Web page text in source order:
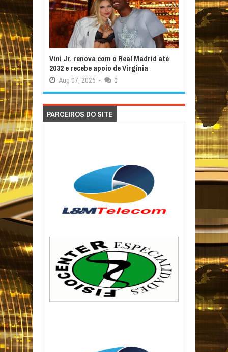
Vini Jr. renova com o Real Madrid até
2032 e recebe apoio de Virginia
Aug 07, 2026 - 0
PARCEIROS DO SITE